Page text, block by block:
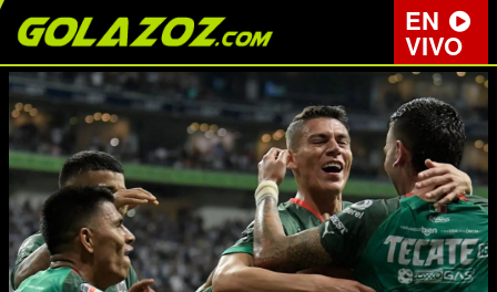
EN
VIVO